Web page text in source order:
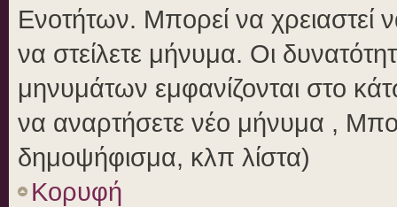
Ενοτήτων. Μπορεί να χρειαστεί
να στείλετε μήνυμα. Οι
μηνυμάτων εμφανίζονται στο
να αναρτήσετε νέο μήνυμα ,
δημοψήφισμα, κλπ λίστα)
Κορυφή